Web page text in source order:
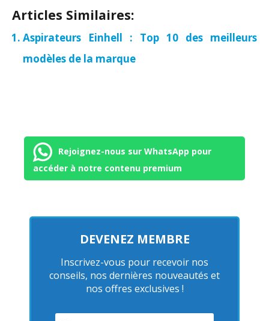
Articles Similaires:
Aspirateurs Einhell : Top 10 des meilleurs
modèles de la marque
Rejoignez-nous sur WhatsApp pour
accéder à notre contenu premium
DEVENEZ MEMBRE
Inscrivez-vous pour recevoir nos
conseils, nos dernières nouveautés et
nos offres exclusives !